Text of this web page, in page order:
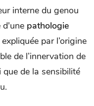
interne du genou
d'une pathologie
par l’origine
de l’innervation de
de la sensibilité